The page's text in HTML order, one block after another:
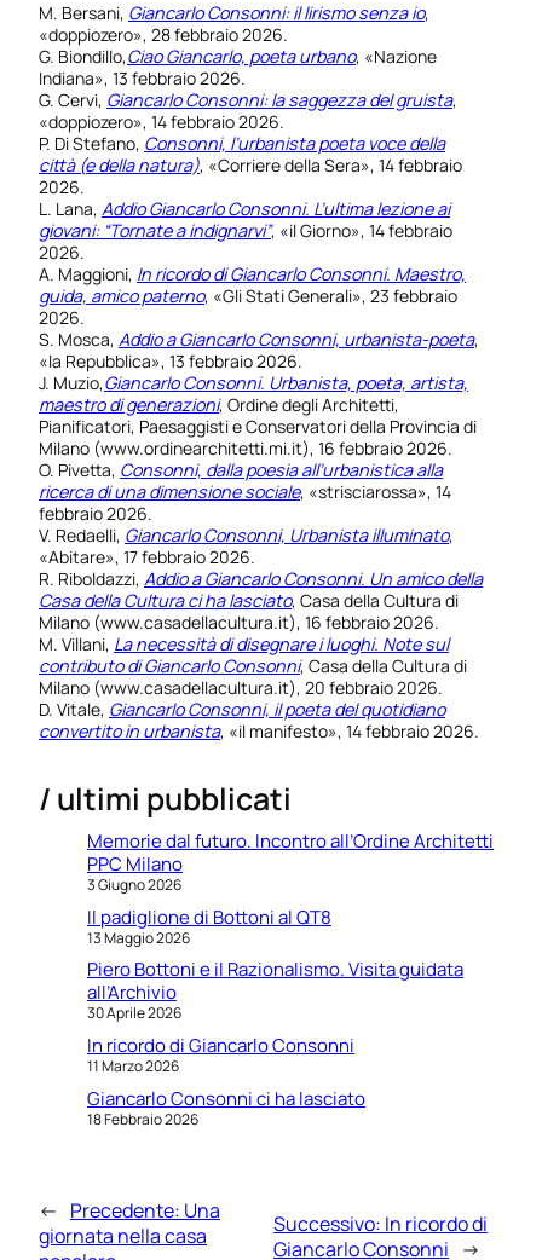
M. Bersani, Giancarlo Consonni: il lirismo senza io,
«doppiozero», 28 febbraio 2026.
G. Biondillo,Ciao Giancarlo, poeta urbano, «Nazione
Indiana», 13 febbraio 2026.
G. Cervi, Giancarlo Consonni: la saggezza del gruista,
«doppiozero», 14 febbraio 2026.
P. Di Stefano, Consonni, l’urbanista poeta voce della
città (e della natura), «Corriere della Sera», 14 febbraio
2026.
L. Lana, Addio Giancarlo Consonni. L’ultima lezione ai
giovani: “Tornate a indignarvi”, «il Giorno», 14 febbraio
2026.
A. Maggioni, In ricordo di Giancarlo Consonni. Maestro,
guida, amico paterno, «Gli Stati Generali», 23 febbraio
2026.
S. Mosca, Addio a Giancarlo Consonni, urbanista-poeta,
«la Repubblica», 13 febbraio 2026.
J. Muzio,Giancarlo Consonni. Urbanista, poeta, artista,
maestro di generazioni, Ordine degli Architetti,
Pianificatori, Paesaggisti e Conservatori della Provincia di
Milano (www.ordinearchitetti.mi.it), 16 febbraio 2026.
O. Pivetta, Consonni, dalla poesia all’urbanistica alla
ricerca di una dimensione sociale, «strisciarossa», 14
febbraio 2026.
V. Redaelli, Giancarlo Consonni, Urbanista illuminato,
«Abitare», 17 febbraio 2026.
R. Riboldazzi, Addio a Giancarlo Consonni. Un amico della
Casa della Cultura ci ha lasciato, Casa della Cultura di
Milano (www.casadellacultura.it), 16 febbraio 2026.
M. Villani, La necessità di disegnare i luoghi. Note sul
contributo di Giancarlo Consonni, Casa della Cultura di
Milano (www.casadellacultura.it), 20 febbraio 2026.
D. Vitale, Giancarlo Consonni, il poeta del quotidiano
convertito in urbanista, «il manifesto», 14 febbraio 2026.
/ ultimi pubblicati
Memorie dal futuro. Incontro all’Ordine Architetti
PPC Milano
3 Giugno 2026
Il padiglione di Bottoni al QT8
13 Maggio 2026
Piero Bottoni e il Razionalismo. Visita guidata
all’Archivio
30 Aprile 2026
In ricordo di Giancarlo Consonni
11 Marzo 2026
Giancarlo Consonni ci ha lasciato
18 Febbraio 2026
← Precedente: Una
giornata nella casa
Successivo: In ricordo di
Giancarlo Consonni →